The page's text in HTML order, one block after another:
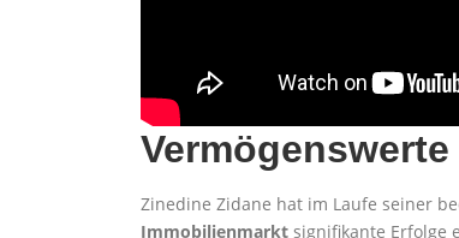
Zinedine Zidane hat im Laufe seiner
Immobilienmarkt signifikante Erfolge